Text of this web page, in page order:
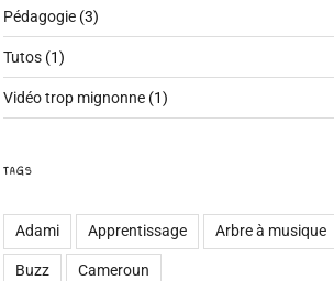
Pédagogie(3)
Tutos(1)
Vidéo trop mignonne(1)
TAGS
Adami Apprentissage Arbre à musique
Buzz Cameroun